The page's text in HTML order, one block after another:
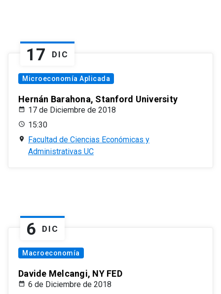
17 DIC
Microeconomía Aplicada
Hernán Barahona, Stanford University
17 de Diciembre de 2018
15:30
Facultad de Ciencias Económicas y
Administrativas UC
6 DIC
Macroeconomía
Davide Melcangi, NY FED
6 de Diciembre de 2018